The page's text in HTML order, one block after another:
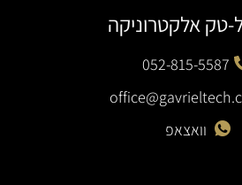
טק אלקטרוניקה
052-815-5587
וואצאפ